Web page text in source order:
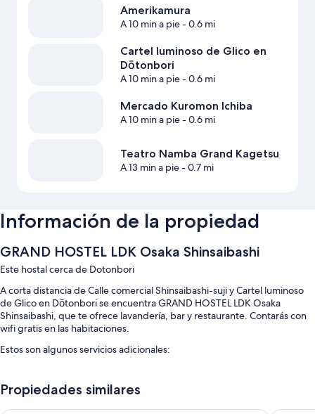
Amerikamura
A 10 min a pie- 0.6 mi
Cartel luminoso de Glico en
Dōtonbori
A 10 min a pie- 0.6 mi
Mercado Kuromon Ichiba
A 10 min a pie- 0.6 mi
Teatro Namba Grand Kagetsu
A 13 min a pie- 0.7 mi
Información de la propiedad
GRAND HOSTEL LDK Osaka Shinsaibashi
Este hostal cerca de Dotonbori
A corta distancia de Calle comercial Shinsaibashi-suji y Cartel luminoso
de Glico en Dōtonbori se encuentra GRAND HOSTEL LDK Osaka
Shinsaibashi, que te ofrece lavandería, bar y restaurante. Contarás con
wifi gratis en las habitaciones.
Estos son algunos servicios adicionales:
equipaje
Propiedades similares